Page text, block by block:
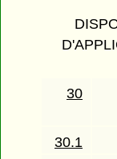
30
30.1